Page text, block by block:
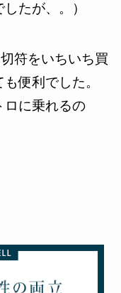
たが、。）
符をいちいち買
便利でした。
ロに乗れるの